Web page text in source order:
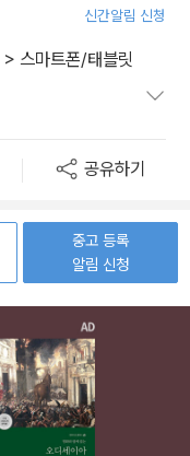
신간알림 신청
> 스마트폰/태블릿
공유하기
중고 등록
알림 신청